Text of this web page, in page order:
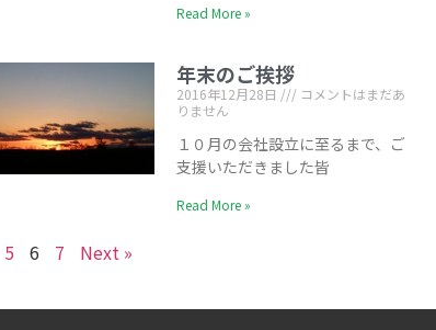
Read More »
年末のご挨拶
2016年12月28日
コメントはまだあ
りません
１０月の会社設立に至るまで、ご
支援いただきました皆
Read More »
5 6 7 Next »